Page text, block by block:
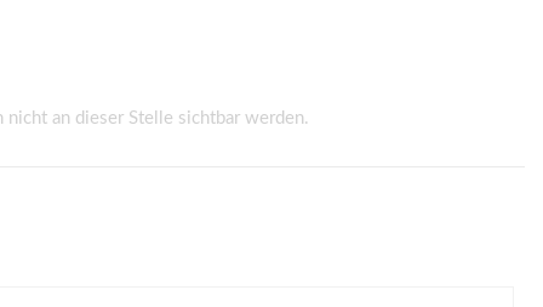
an dieser Stelle sichtbar werden.